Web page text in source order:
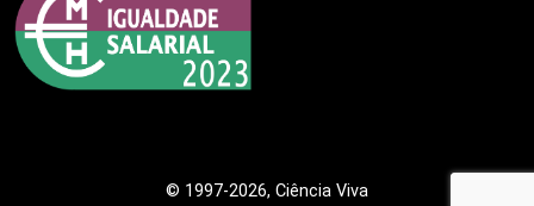
© 1997-2026, Ciência Viva